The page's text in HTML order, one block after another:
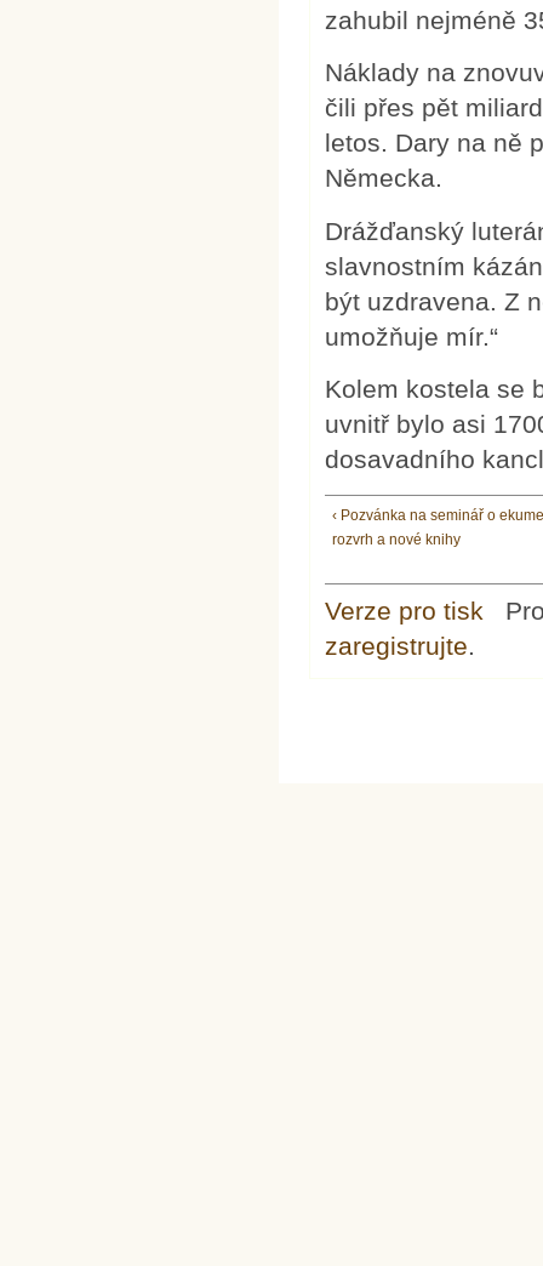
zahubil nejméně
Náklady na
čili přes pět
letos. Dary na ně
Německa.
Drážďanský
slavnostním
být uzdravena. Z
umožňuje mír.“
Kolem kostela se
uvnitř bylo asi
dosavadního
‹ Pozvánka na seminář o
rozvrh a nové knihy
Verze pro tisk
zaregistrujte.